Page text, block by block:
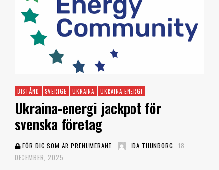
BISTÅND SVERIGE UKRAINA UKRAINA ENERGI
Ukraina-energi jackpot för
svenska företag
FÖR DIG SOM ÄR PRENUMERANT IDA THUNBORG 18
DECEMBER, 2025